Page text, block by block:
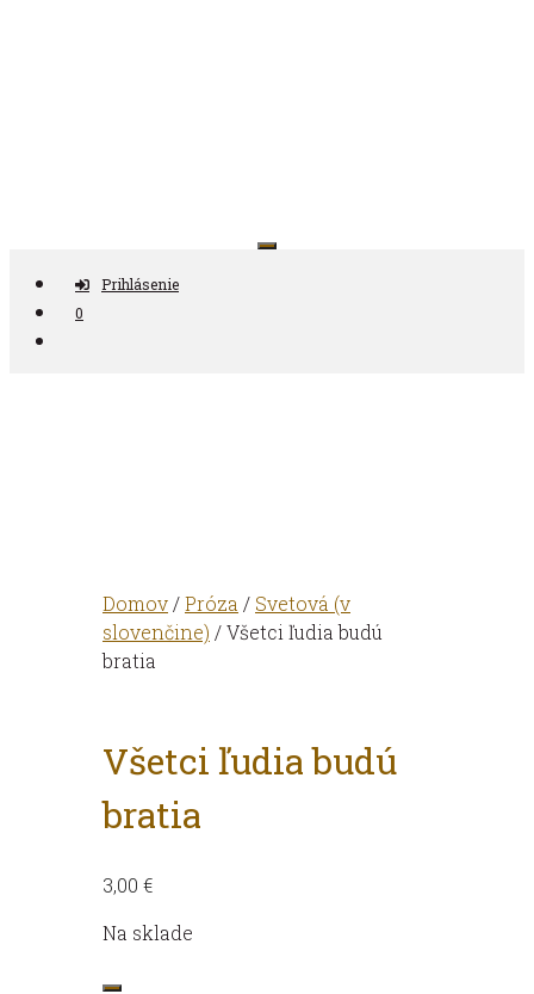
Prihlásenie
0
Domov /Próza / Svetová (v
slovenčine) / Všetci ľudia budú
bratia
Všetci ľudia budú
bratia
3,00 €
Na sklade
množstvo